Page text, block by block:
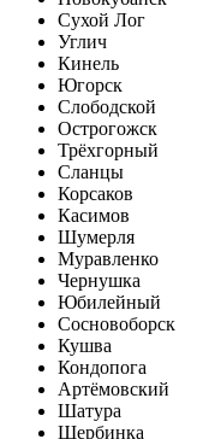
Сухой Лог
Углич
Кинель
Югорск
Слободской
Острогожск
Трёхгорный
Сланцы
Корсаков
Касимов
Шумерля
Муравленко
Чернушка
Юбилейный
Сосновоборск
Кушва
Кондопога
Артёмовский
Шатура
Щербинка